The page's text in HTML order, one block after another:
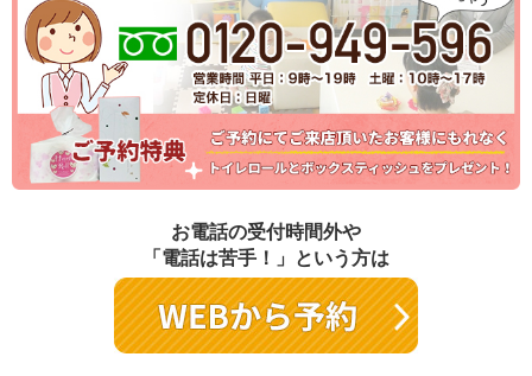
お電話の受付時間外や
「電話は苦手！」という方は